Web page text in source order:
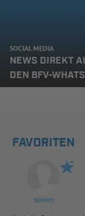
SOCIAL MEDIA
NEWS DIREKT
DEN BFV-
FAVORITEN
Spieler